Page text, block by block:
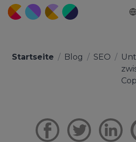
Startseite / Blog / SEO /